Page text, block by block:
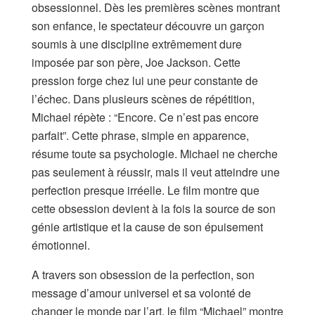
obsessionnel. Dès les premières scènes montrant
son enfance, le spectateur découvre un garçon
soumis à une discipline extrêmement dure
imposée par son père, Joe Jackson. Cette
pression forge chez lui une peur constante de
l’échec. Dans plusieurs scènes de répétition,
Michael répète : “Encore. Ce n’est pas encore
parfait”. Cette phrase, simple en apparence,
résume toute sa psychologie. Michael ne cherche
pas seulement à réussir, mais il veut atteindre une
perfection presque irréelle. Le film montre que
cette obsession devient à la fois la source de son
génie artistique et la cause de son épuisement
émotionnel.
A travers son obsession de la perfection, son
message d’amour universel et sa volonté de
changer le monde par l’art, le film “Michael” montre